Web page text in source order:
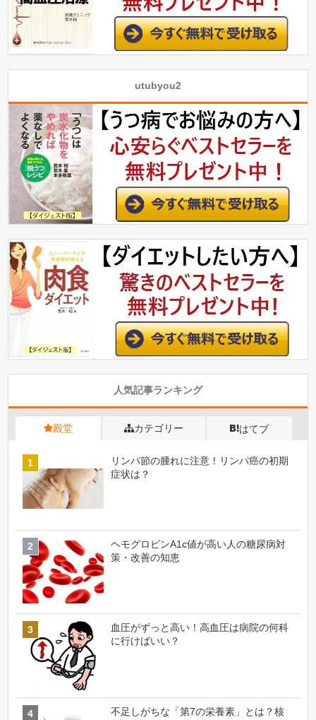
utubyou2
人気記事ランキング
殿堂 カテゴリー はてブ
リンパ節の腫れに注意！リンパ癌の初期
症状は？
ヘモグロビンA1c値が高い人の糖尿病対
策・改善の知恵
血圧がずっと高い！高血圧は病院の何科
に行けばいい？
不足しがちな「第7の栄養素」とは？核